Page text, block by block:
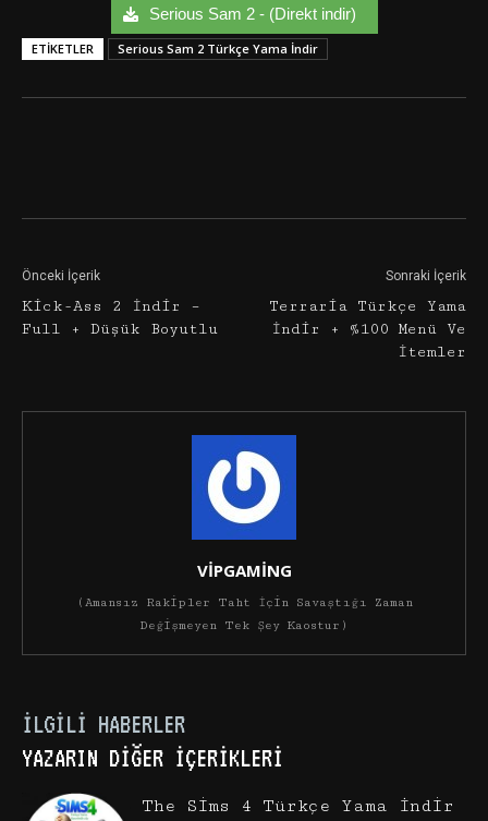
Serious Sam 2 - (Direkt indir)
ETIKETLER Serious Sam 2 Türkçe Yama İndir
Önceki İçerik
Kick-Ass 2 İndir –
Full + Düşük Boyutlu
Sonraki İçerik
Terraria Türkçe Yama
İndir + %100 Menü Ve
İtemler
VİPGAMİNG
(Amansız Rakipler Taht İçin Savaştığı Zaman
Değişmeyen Tek Şey Kaostur)
İLGILI HABERLER
YAZARIN DIĞER İÇERIKLERI
The Sims 4 Türkçe Yama İndir